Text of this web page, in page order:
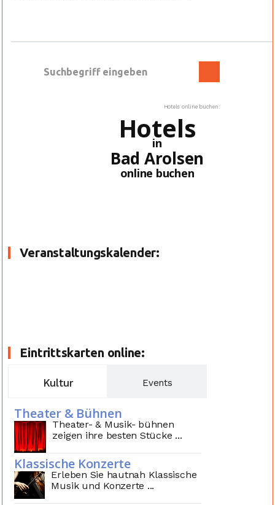
Hotels online buchen:
Hotels
in
Bad Arolsen
online buchen
Veranstaltungskalender:
Eintrittskarten online:
Kultur Events
Theater & Bühnen
Theater- & Musik- bühnen
zeigen ihre besten Stücke ...
Klassische Konzerte
Erleben Sie hautnah Klassische
Musik und Konzerte ...